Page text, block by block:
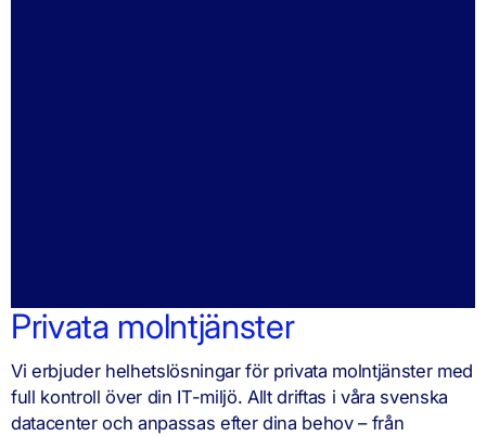
Privata molntjänster​
Vi erbjuder helhetslösningar för privata molntjänster med
full kontroll över din IT-miljö. Allt driftas i våra svenska
datacenter och anpassas efter dina behov – från